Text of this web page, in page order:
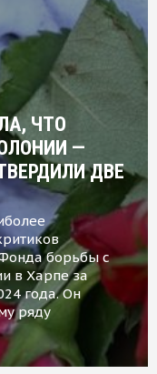
ЧТО
—
ДВЕ
борьбы с
в Харпе за
года. Он
ряду